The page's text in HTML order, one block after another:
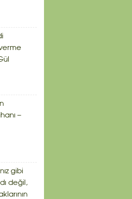
verme
–
gibi
değil,